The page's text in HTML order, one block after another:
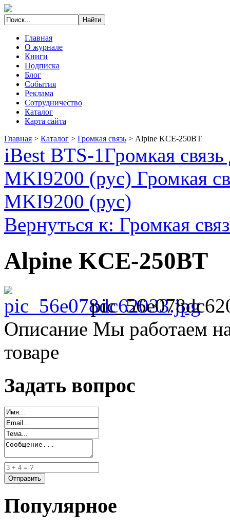
Главная
О журнале
Книги
Подписка
Блог
События
Реклама
Сотрудничество
Каталог
Карта сайта
Главная > Каталог > Громкая связь > Alpine KCE-250BT
iBest BTS-1Громкая
MKI9200 (рус) Громкая
MKI9200 (рус)
Вернуться к: Громкая
Alpine KCE-250BT
Описание Мы работаем
товаре
Задать вопрос
Популярное